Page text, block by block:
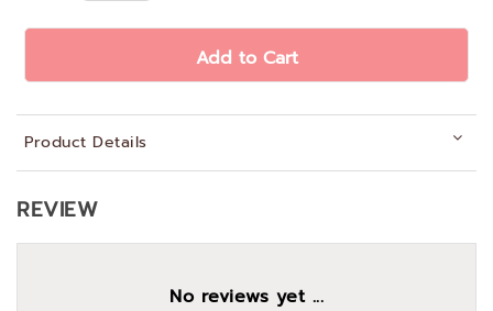
Add to Cart
Product Details
REVIEW
No reviews yet ...